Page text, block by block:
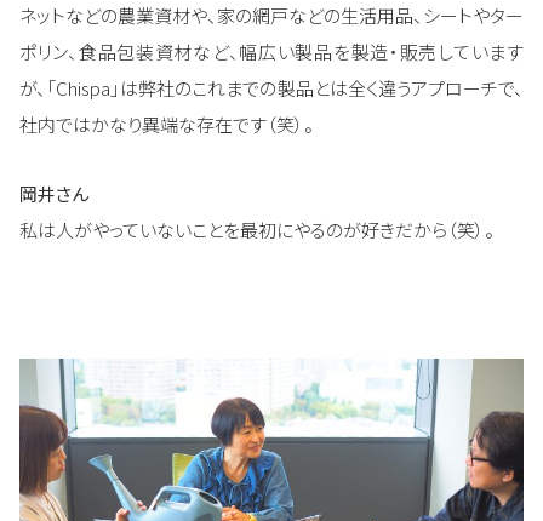
ネットなどの農業資材や、家の網戸などの生活用品、シートやター
ポリン、食品包装資材など、幅広い製品を製造・販売しています
が、「Chispa」は弊社のこれまでの製品とは全く違うアプローチで、
社内ではかなり異端な存在です（笑）。
岡井さん
私は人がやっていないことを最初にやるのが好きだから（笑）。